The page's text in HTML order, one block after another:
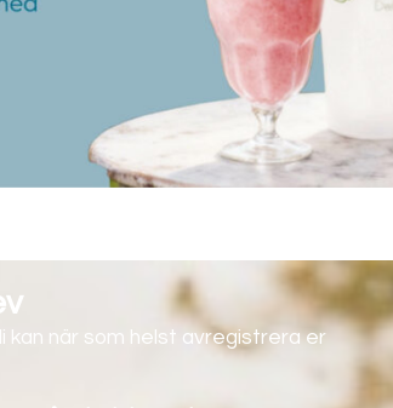
kan när som helst avregistrera er